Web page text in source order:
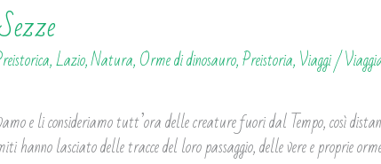
,Lazio,Natura,Orme di dinosauro,Preistoria,Viaggi/
e li consideriamo tutt’ora delle creature fuori dal Tempo, così
lasciato delle tracce del loro passaggio, delle vere e proprie